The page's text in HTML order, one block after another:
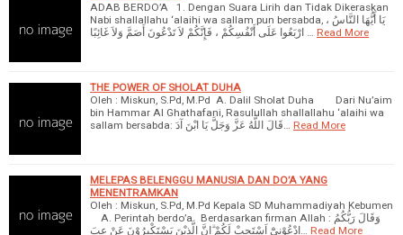
ADAB BERDO’A 1. Dengan Suara Lirih dan Tidak Dikeraskan
Nabi shallallahu ‘alaihi wa sallam pun bersabda, يَا أَيُّهَا النَّاسُ ،
Read More
THE POWER OF SHOLAT DUHA
Oleh : Miskun, S.Pd, M.Pd A. Dalil Sholat Duha Dari Nu’aim
bin Hammar Al Ghathafani, Rasulullah shallallahu ‘alaihi wa
Read More
MELEPAS BELENGGU MANUSIA DAN DO’A YANG
MENENTRAMKAN
Oleh : Miskun, S.Pd, M.Pd Kepala SD Muhammadiyah Kebumen
A. Perintah berdo’a Berdasarkan firman Allah : وَقَالَ رَبُّكُمُ
Read More